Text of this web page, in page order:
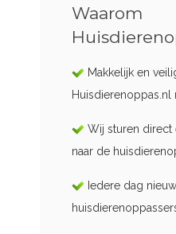
Waarom
Makkelijk en
Huisdierenoppas.nl
Wij sturen direct
naar de
Iedere dag